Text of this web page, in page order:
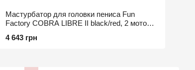
Мастурбатор для головки пениса Fun
Factory COBRA LIBRE II black/red, 2 мотора,
4 643 грн